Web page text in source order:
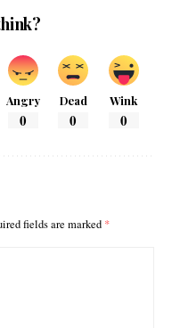
Angry
0
Dead
0
Wink
0
fields are marked *